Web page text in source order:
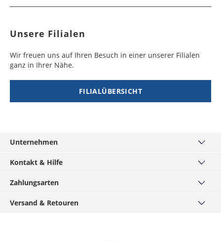
Unsere Filialen
Wir freuen uns auf Ihren Besuch in einer unserer Filialen
ganz in Ihrer Nähe.
FILIALÜBERSICHT
Unternehmen
MÄNNERKARTE
Kontakt & Hilfe
Größentabellen
Zahlungsarten
Versand & Retouren